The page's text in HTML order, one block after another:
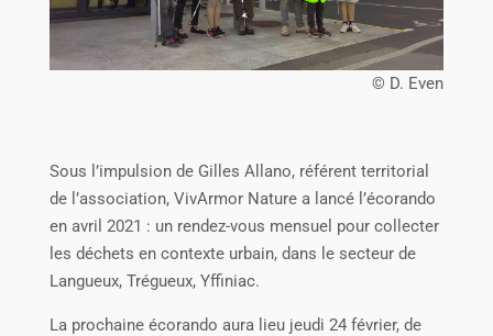
© D. Even
Sous l’impulsion de Gilles Allano, référent territorial
de l’association, VivArmor Nature a lancé l’écorando
en avril 2021 : un rendez-vous mensuel pour collecter
les déchets en contexte urbain, dans le secteur de
Langueux, Trégueux, Yffiniac.
La prochaine écorando aura lieu jeudi 24 février, de